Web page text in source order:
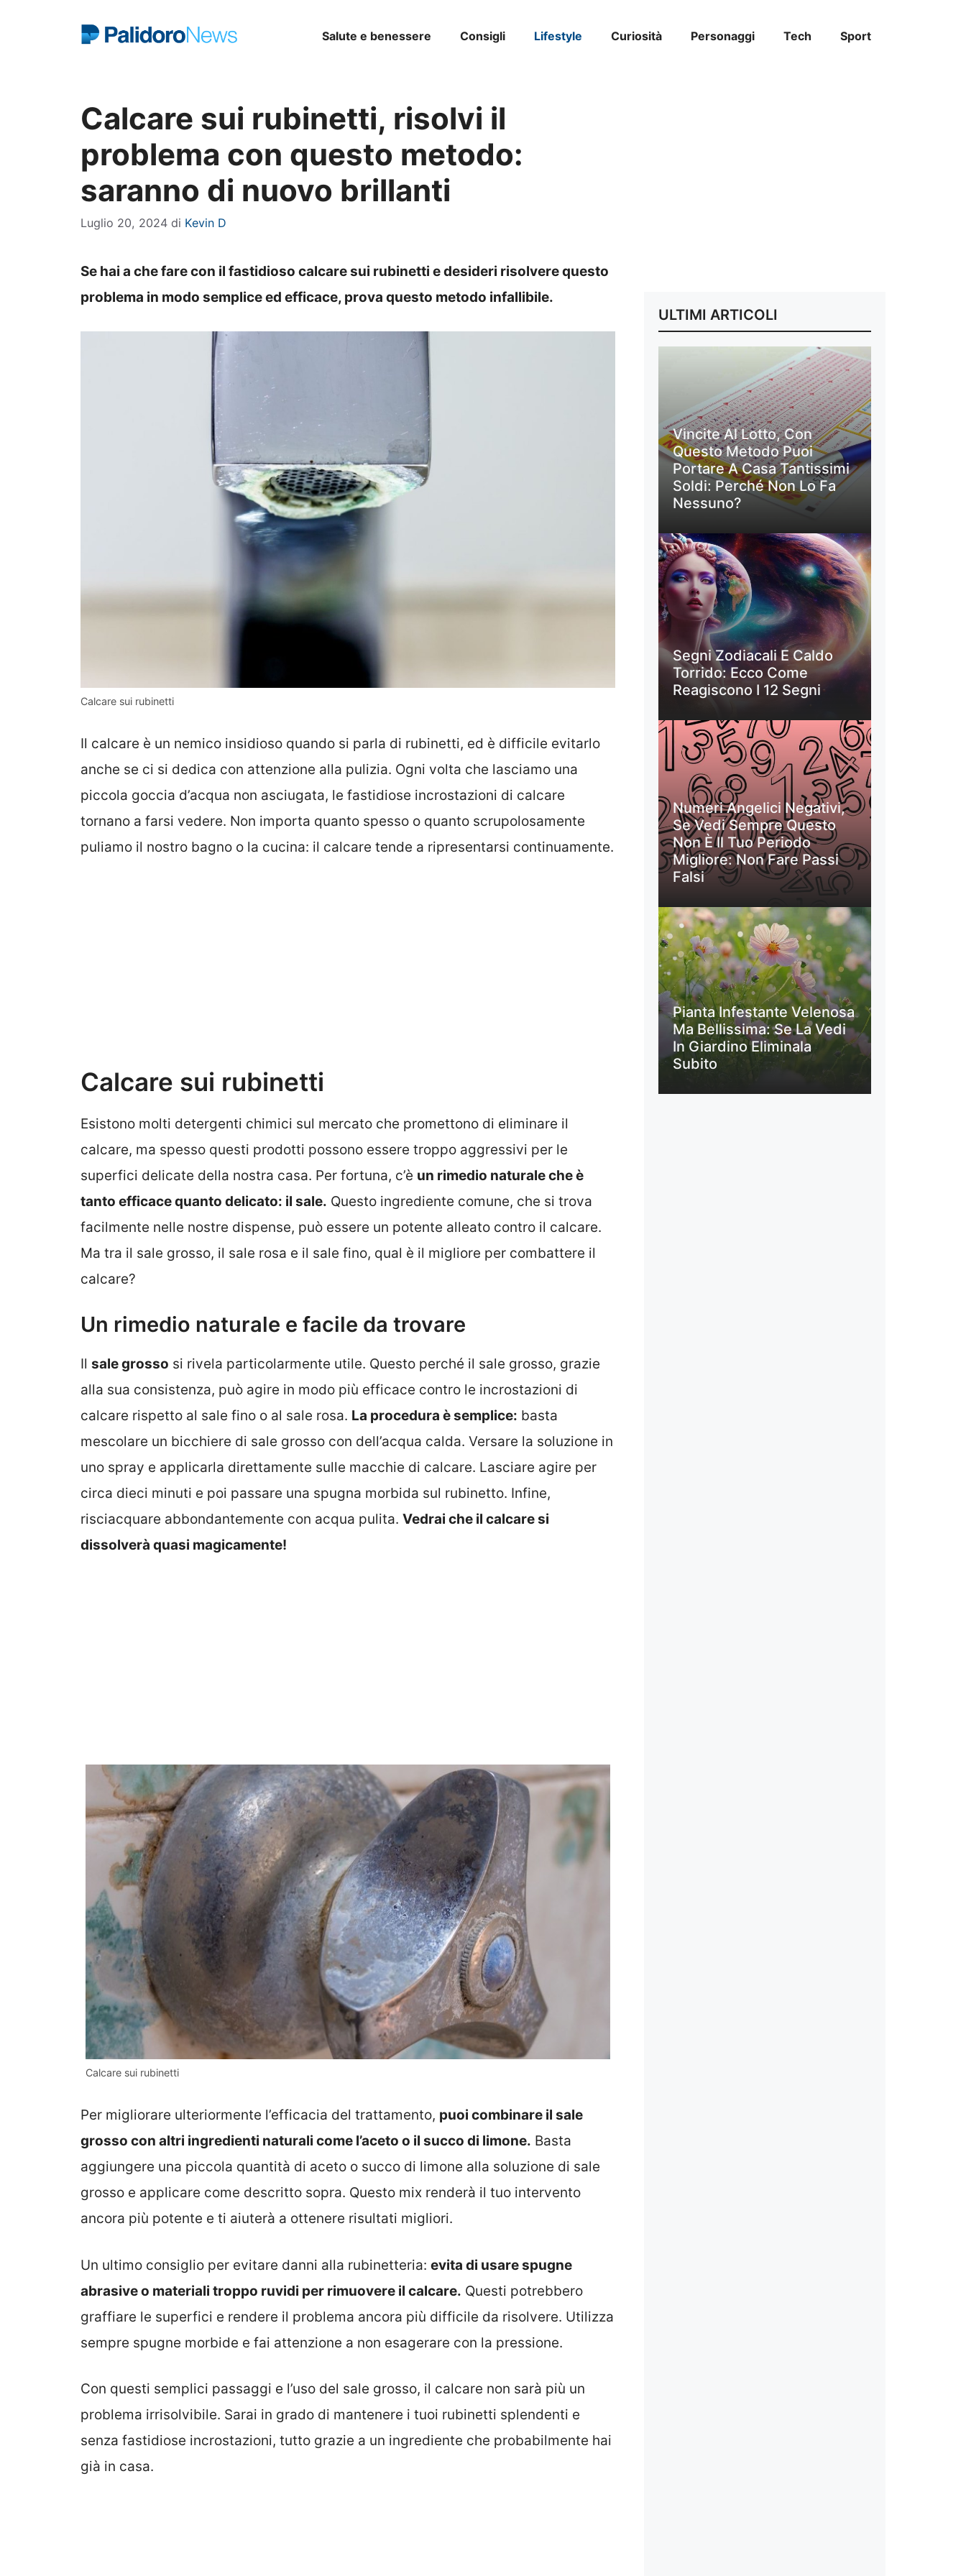
Salute e benessere Consigli Lifestyle Curiosità Personaggi Tech Sport
Calcare sui rubinetti, risolvi il
problema con questo metodo:
saranno di nuovo brillanti
Luglio 20, 2024 di Kevin D
Se hai a che fare con il fastidioso calcare sui rubinetti e desideri risolvere questo
problema in modo semplice ed efficace, prova questo metodo infallibile.
Calcare sui rubinetti
Il calcare è un nemico insidioso quando si parla di rubinetti, ed è difficile evitarlo
anche se ci si dedica con attenzione alla pulizia. Ogni volta che lasciamo una
piccola goccia d’acqua non asciugata, le fastidiose incrostazioni di calcare
tornano a farsi vedere. Non importa quanto spesso o quanto scrupolosamente
puliamo il nostro bagno o la cucina: il calcare tende a ripresentarsi continuamente.
Calcare sui rubinetti
Esistono molti detergenti chimici sul mercato che promettono di eliminare il
calcare, ma spesso questi prodotti possono essere troppo aggressivi per le
superfici delicate della nostra casa. Per fortuna, c’è un rimedio naturale che è
tanto efficace quanto delicato: il sale. Questo ingrediente comune, che si trova
facilmente nelle nostre dispense, può essere un potente alleato contro il calcare.
Ma tra il sale grosso, il sale rosa e il sale fino, qual è il migliore per combattere il
calcare?
Un rimedio naturale e facile da trovare
Il sale grosso si rivela particolarmente utile. Questo perché il sale grosso, grazie
alla sua consistenza, può agire in modo più efficace contro le incrostazioni di
calcare rispetto al sale fino o al sale rosa. La procedura è semplice: basta
mescolare un bicchiere di sale grosso con dell’acqua calda. Versare la soluzione in
uno spray e applicarla direttamente sulle macchie di calcare. Lasciare agire per
circa dieci minuti e poi passare una spugna morbida sul rubinetto. Infine,
risciacquare abbondantemente con acqua pulita. Vedrai che il calcare si
dissolverà quasi magicamente!
Calcare sui rubinetti
Per migliorare ulteriormente l’efficacia del trattamento, puoi combinare il sale
grosso con altri ingredienti naturali come l’aceto o il succo di limone. Basta
aggiungere una piccola quantità di aceto o succo di limone alla soluzione di sale
grosso e applicare come descritto sopra. Questo mix renderà il tuo intervento
ancora più potente e ti aiuterà a ottenere risultati migliori.
Un ultimo consiglio per evitare danni alla rubinetteria: evita di usare spugne
abrasive o materiali troppo ruvidi per rimuovere il calcare. Questi potrebbero
graffiare le superfici e rendere il problema ancora più difficile da risolvere. Utilizza
sempre spugne morbide e fai attenzione a non esagerare con la pressione.
Con questi semplici passaggi e l’uso del sale grosso, il calcare non sarà più un
problema irrisolvibile. Sarai in grado di mantenere i tuoi rubinetti splendenti e
senza fastidiose incrostazioni, tutto grazie a un ingrediente che probabilmente hai
già in casa.
ULTIMI ARTICOLI
Vincite Al Lotto, Con
Questo Metodo Puoi
Portare A Casa Tantissimi
Soldi: Perché Non Lo Fa
Nessuno?
Segni Zodiacali E Caldo
Torrido: Ecco Come
Reagiscono I 12 Segni
Numeri Angelici Negativi,
Se Vedi Sempre Questo
Non È Il Tuo Periodo
Migliore: Non Fare Passi
Falsi
Pianta Infestante Velenosa
Ma Bellissima: Se La Vedi
In Giardino Eliminala
Subito